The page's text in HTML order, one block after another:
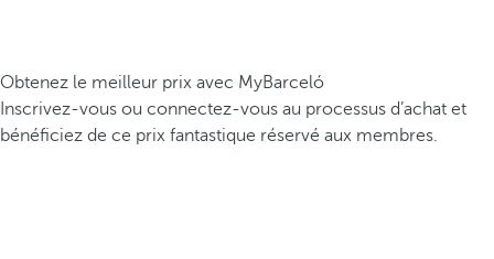
Obtenez le meilleur prix avec MyBarceló
Inscrivez-vous ou connectez-vous au processus d’achat et
bénéficiez de ce prix fantastique réservé aux membres.